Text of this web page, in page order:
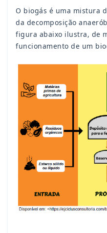
O biogás é uma mistura
da decomposição
figura abaixo ilustra, de
funcionamento de um